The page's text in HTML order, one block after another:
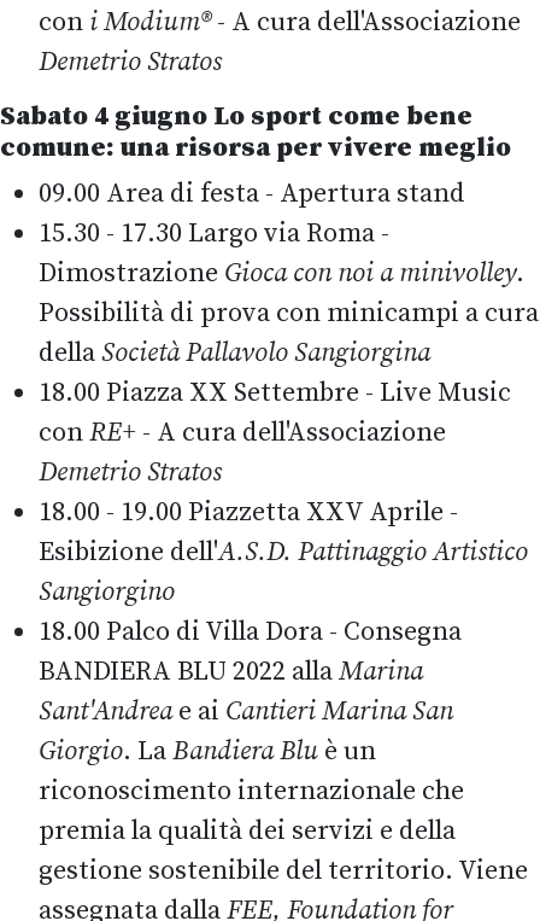
con i Modium®- A cura dell'Associazione
Demetrio Stratos
Sabato 4 giugno Lo sport come bene
comune: una risorsa per vivere meglio
09.00 Area di festa - Apertura stand
15.30 - 17.30 Largo via Roma -
Dimostrazione Gioca con noi a minivolley.
Possibilità di prova con minicampi a cura
dellaSocietà Pallavolo Sangiorgina
18.00 Piazza XX Settembre - Live Music
conRE+ - A cura dell'Associazione
Demetrio Stratos
18.00 - 19.00 Piazzetta XXV Aprile -
Esibizione dell'A.S.D. Pattinaggio Artistico
Sangiorgino
18.00 Palco di Villa Dora - Consegna
BANDIERA BLU 2022 allaMarina
Sant'Andreae ai Cantieri Marina San
Giorgio. LaBandiera Blu è un
riconoscimento internazionale che
premia la qualità dei servizi e della
gestione sostenibile del territorio. Viene
assegnata dallaFEE, Foundation for